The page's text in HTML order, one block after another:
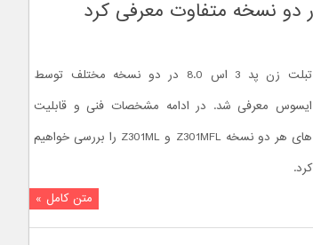
تبلت زن پد 3 اس 8.0 در دو نسخه مختلف توسط
ایسوس معرفی شد. در ادامه مشخصات فنی و قابلیت‌
های هر دو نسخه Z301MFL و Z301ML را بررسی خواهیم
کرد.
متن کامل »